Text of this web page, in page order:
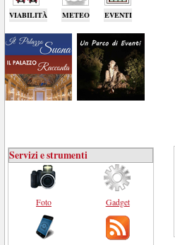
VIABILITÀ METEO EVENTI
Servizi e strumenti
Foto Gadget